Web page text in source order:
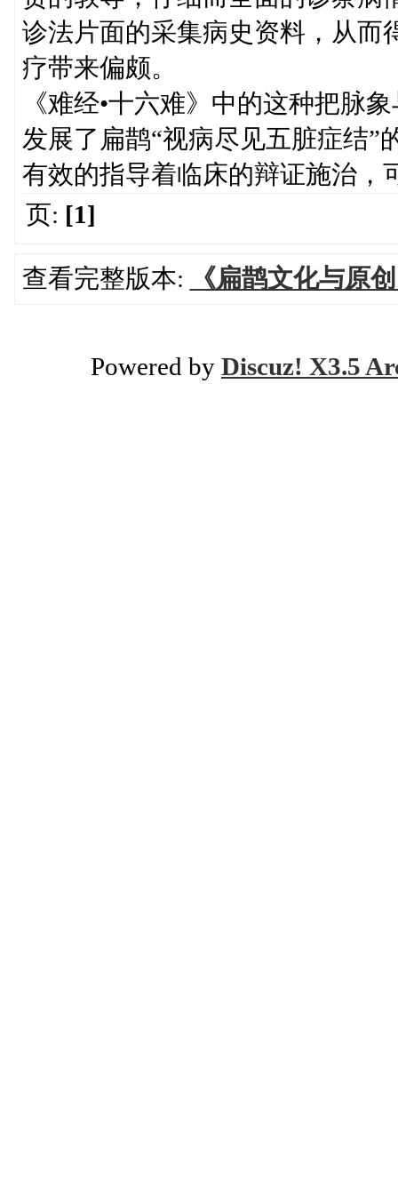
诊法片面的采集病史资料，从而
疗带来偏颇。
《难经•十六难》中的这种把脉
发展了扁鹊“视病尽见五脏症结”
有效的指导着临床的辩证施治，
页: [1]
查看完整版本: 《扁鹊文化与原
Powered by Discuz! X3.5